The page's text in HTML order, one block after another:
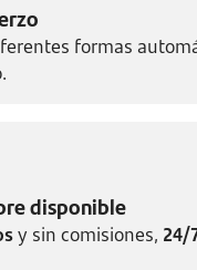
formas
disponible
y sin comisiones, 24/